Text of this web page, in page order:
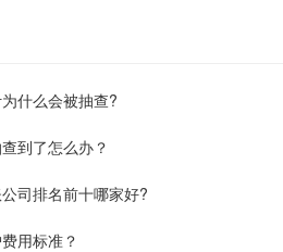
什么会被抽查?
到了怎么办？
司排名前十哪家好?
用标准？